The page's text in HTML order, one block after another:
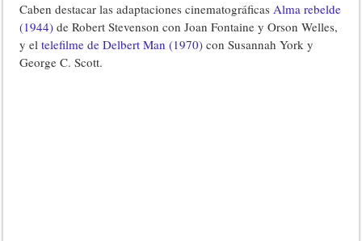
Caben destacar las adaptaciones cinematográficasAlma rebelde
(1944) de Robert Stevenson con Joan Fontaine y Orson Welles,
y eltelefilme de Delbert Man (1970) con Susannah York y
George C. Scott.